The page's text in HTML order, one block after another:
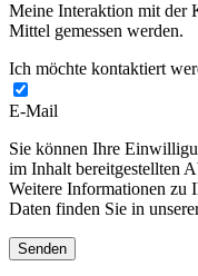
Meine Interaktion mit der
Mittel gemessen werden.
Ich möchte kontaktiert
E-Mail
Sie können Ihre
im Inhalt bereitgestellten
Weitere Informationen zu
Daten finden Sie in
Senden